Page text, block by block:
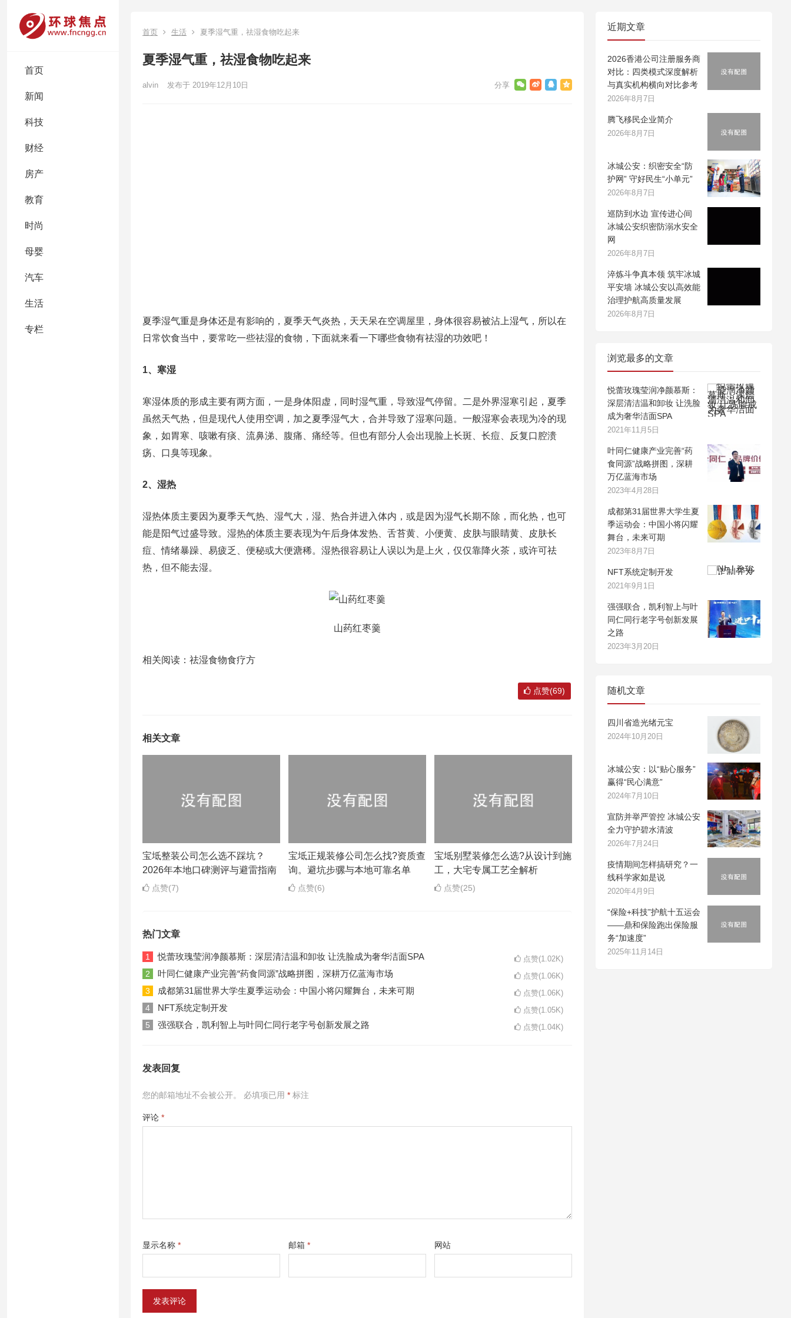
首页
新闻
科技
财经
房产
教育
时尚
母婴
汽车
生活
专栏
首页 生活 夏季湿气重，祛湿食物吃起来
夏季湿气重，祛湿食物吃起来
alvin 发布于 2019年12月10日
夏季湿气重是身体还是有影响的，夏季天气炎热，天天呆在空调屋里，身体很容易被沾上湿气，所以在
日常饮食当中，要常吃一些祛湿的食物，下面就来看一下哪些食物有祛湿的功效吧！
1、寒湿
寒湿体质的形成主要有两方面，一是身体阳虚，同时湿气重，导致湿气停留。二是外界湿寒引起，夏季
虽然天气热，但是现代人使用空调，加之夏季湿气大，合并导致了湿寒问题。一般湿寒会表现为冷的现
象，如胃寒、咳嗽有痰、流鼻涕、腹痛、痛经等。但也有部分人会出现脸上长斑、长痘、反复口腔溃
疡、口臭等现象。
2、湿热
湿热体质主要因为夏季天气热、湿气大，湿、热合并进入体内，或是因为湿气长期不除，而化热，也可
能是阳气过盛导致。湿热的体质主要表现为午后身体发热、舌苔黄、小便黄、皮肤与眼睛黄、皮肤长
痘、情绪暴躁、易疲乏、便秘或大便溏稀。湿热很容易让人误以为是上火，仅仅靠降火茶，或许可祛
热，但不能去湿。
山药红枣羹
相关阅读：祛湿食物食疗方
点赞(69)
相关文章
宝坻整装公司怎么选不踩坑？
2026年本地口碑测评与避雷指南
点赞(7)
宝坻正规装修公司怎么找?资质查
询。避坑步骡与本地可靠名单
点赞(6)
宝坻别墅装修怎么选?从设计到施
工，大宅专属工艺全解析
点赞(25)
热门文章
1 悦蕾玫瑰莹润净颜慕斯：深层清洁温和卸妆 让洗脸成为奢华洁面SPA 点赞(1.02K)
2 叶同仁健康产业完善“药食同源”战略拼图，深耕万亿蓝海市场 点赞(1.06K)
3 成都第31届世界大学生夏季运动会：中国小将闪耀舞台，未来可期 点赞(1.06K)
4 NFT系统定制开发 点赞(1.05K)
5 强强联合，凯利智上与叶同仁同行老字号创新发展之路 点赞(1.04K)
发表回复
您的邮箱地址不会被公开。 必填项已用 * 标注
评论 *
显示名称 * 邮箱* 网站
近期文章
2026香港公司注册服务商
对比：四类模式深度解析
与真实机构横向对比参考
2026年8月7日
腾飞移民企业简介
2026年8月7日
冰城公安：织密安全“防
护网” 守好民生“小单元”
2026年8月7日
巡防到水边 宣传进心间
冰城公安织密防溺水安全
网
2026年8月7日
淬炼斗争真本领 筑牢冰城
平安墙 冰城公安以高效能
治理护航高质量发展
2026年8月7日
浏览最多的文章
悦蕾玫瑰莹润净颜慕斯：
深层清洁温和卸妆 让洗脸
成为奢华洁面SPA
2021年11月5日
叶同仁健康产业完善“药
食同源”战略拼图，深耕
万亿蓝海市场
2023年4月28日
成都第31届世界大学生夏
季运动会：中国小将闪耀
舞台，未来可期
2023年8月7日
NFT系统定制开发
2021年9月1日
强强联合，凯利智上与叶
同仁同行老字号创新发展
之路
2023年3月20日
随机文章
四川省造光绪元宝
2024年10月20日
冰城公安：以“贴心服务”
赢得“民心满意”
2024年7月10日
宣防并举严管控 冰城公安
全力守护碧水清波
2026年7月24日
疫情期间怎样搞研究？一
线科学家如是说
2020年4月9日
“保险+科技”护航十五运会
——鼎和保险跑出保险服
务“加速度”
2025年11月14日